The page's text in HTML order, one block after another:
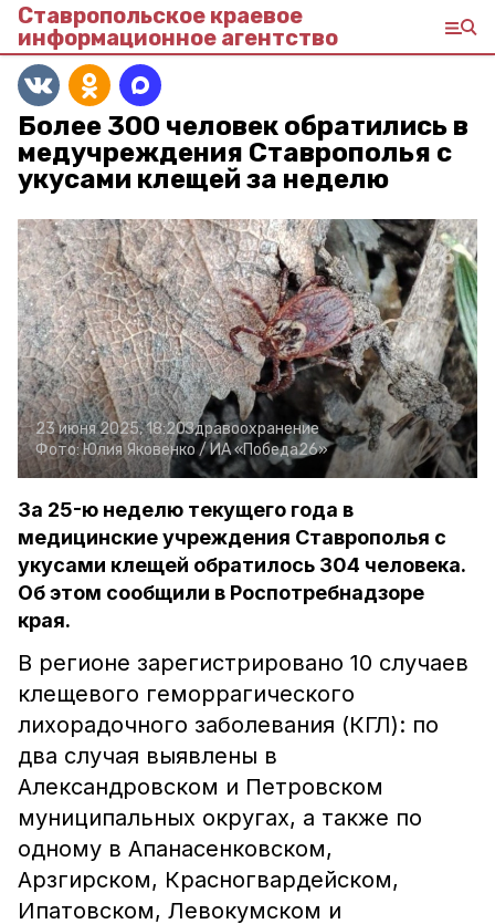
Ставропольское краевое
информационное агентство
Более 300 человек обратились в
медучреждения Ставрополья с
укусами клещей за неделю
23 июня 2025, 18:20Здравоохранение
Фото:Юлия Яковенко /ИА «Победа26»
За 25-ю неделю текущего года в
медицинские учреждения Ставрополья с
укусами клещей обратилось 304 человека.
Об этом сообщили в Роспотребнадзоре
края.
В регионе зарегистрировано 10 случаев
клещевого геморрагического
лихорадочного заболевания (КГЛ): по
два случая выявлены в
Александровском и Петровском
муниципальных округах, а также по
одному в Апанасенковском,
Арзгирском, Красногвардейском,
Ипатовском, Левокумском и